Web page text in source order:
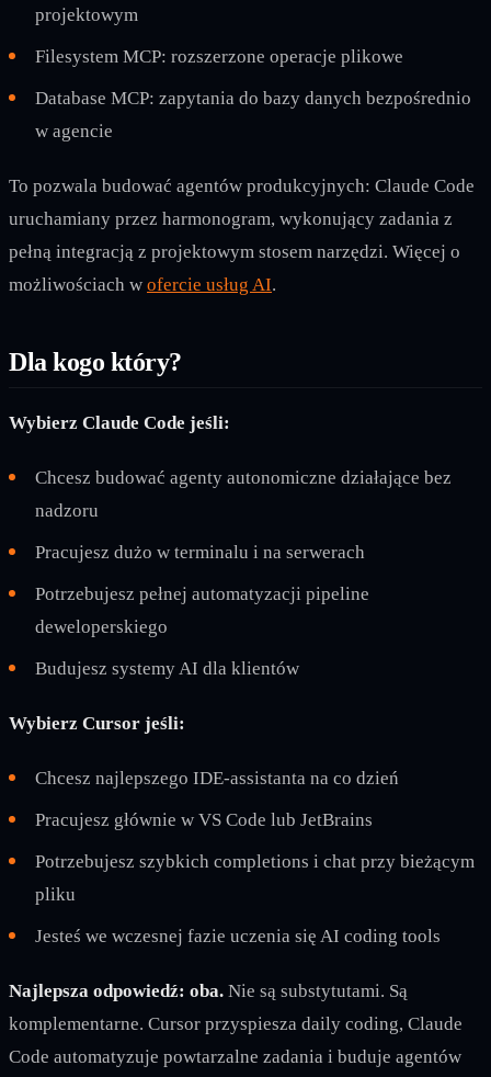
projektowym
Filesystem MCP: rozszerzone operacje plikowe
Database MCP: zapytania do bazy danych bezpośrednio
w agencie
To pozwala budować agentów produkcyjnych: Claude Code
uruchamiany przez harmonogram, wykonujący zadania z
pełną integracją z projektowym stosem narzędzi. Więcej o
możliwościach w ofercie usług AI.
Dla kogo który?
Wybierz Claude Code jeśli:
Chcesz budować agenty autonomiczne działające bez
nadzoru
Pracujesz dużo w terminalu i na serwerach
Potrzebujesz pełnej automatyzacji pipeline
deweloperskiego
Budujesz systemy AI dla klientów
Wybierz Cursor jeśli:
Chcesz najlepszego IDE-assistanta na co dzień
Pracujesz głównie w VS Code lub JetBrains
Potrzebujesz szybkich completions i chat przy bieżącym
pliku
Jesteś we wczesnej fazie uczenia się AI coding tools
Najlepsza odpowiedź: oba. Nie są substytutami. Są
komplementarne. Cursor przyspiesza daily coding, Claude
Code automatyzuje powtarzalne zadania i buduje agentów